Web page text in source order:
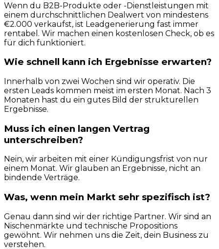
Wenn du B2B-Produkte oder -Dienstleistungen mit
einem durchschnittlichen Dealwert von mindestens
€2.000 verkaufst, ist Leadgenerierung fast immer
rentabel. Wir machen einen kostenlosen Check, ob es
für dich funktioniert.
Wie schnell kann ich Ergebnisse erwarten?
Innerhalb von zwei Wochen sind wir operativ. Die
ersten Leads kommen meist im ersten Monat. Nach 3
Monaten hast du ein gutes Bild der strukturellen
Ergebnisse.
Muss ich einen langen Vertrag
unterschreiben?
Nein, wir arbeiten mit einer Kündigungsfrist von nur
einem Monat. Wir glauben an Ergebnisse, nicht an
bindende Verträge.
Was, wenn mein Markt sehr spezifisch ist?
Genau dann sind wir der richtige Partner. Wir sind an
Nischenmärkte und technische Propositions
gewöhnt. Wir nehmen uns die Zeit, dein Business zu
verstehen.